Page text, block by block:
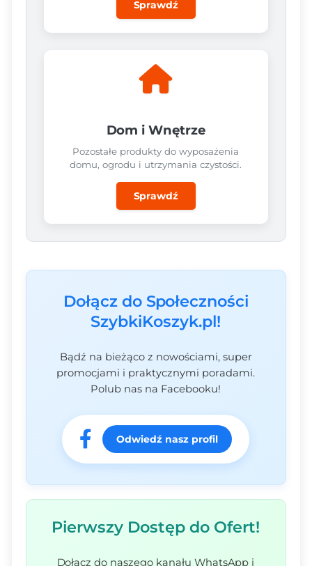
Sprawdź
Dom i Wnętrze
Pozostałe produkty do wyposażenia
domu, ogrodu i utrzymania czystości.
Sprawdź
Dołącz do Społeczności
SzybkiKoszyk.pl!
Bądź na bieżąco z nowościami, super
promocjami i praktycznymi poradami.
Polub nas na Facebooku!
Odwiedź nasz profil
Pierwszy Dostęp do Ofert!
Dołącz do naszego kanału WhatsApp i